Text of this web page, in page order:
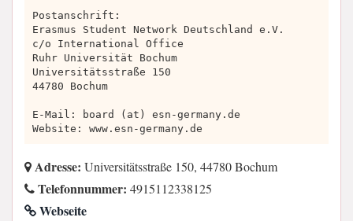
Postanschrift:
Erasmus Student Network Deutschland e.V.
c/o International Office
Ruhr Universität Bochum
Universitätsstraße 150
44780 Bochum
E-Mail: board (at) esn-germany.de
Website: www.esn-germany.de
Adresse: Universitätsstraße 150, 44780 Bochum
Telefonnummer: 4915112338125
Webseite